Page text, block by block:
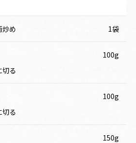
め 1袋
100g
る
100g
る
150g